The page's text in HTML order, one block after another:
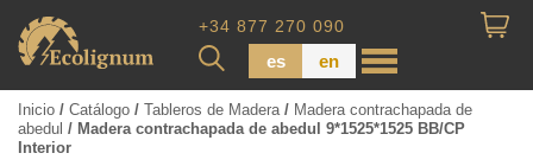
+34 877 270 090
es en
Madera impregnada
Inicio / Catálogo / Tableros de Madera/ Madera contrachapada de
abedul / Madera contrachapada de abedul 9*1525*1525 BB/CP
Interior